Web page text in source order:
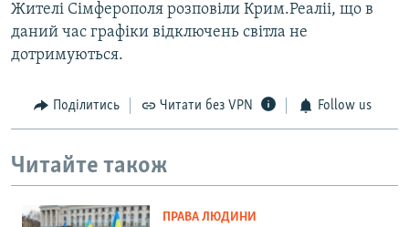
Жителі Сімферополя розповіли Крим.Реаліі, що в
даний час графіки відключень світла не
дотримуються.
Поділитись Читати без VPN Follow us
Читайте також
ПРАВА ЛЮДИНИ